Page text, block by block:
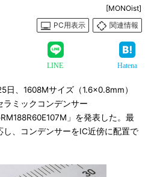
[MONOist]
PC用表示
関連情報
LINE Hatena
、1608Mサイズ（1.6×0.8mm）
ラミックコンデンサー
」を発表した。最
、コンデンサーをIC近傍に配置で